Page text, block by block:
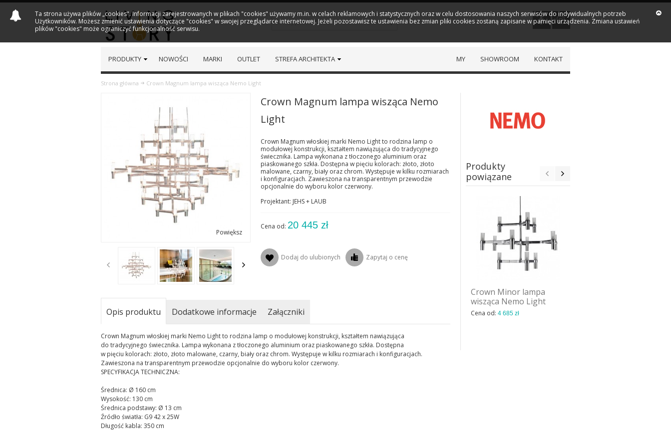
PRODUKTY NOWOŚCI MARKI OUTLET STREFA ARCHITEKTA KONTAKT
SHOWROOM
MY
Strona główna Crown Magnum lampa wisząca Nemo Light
Powiększ
Crown Magnum lampa wisząca Nemo
Light
Crown Magnum włoskiej marki Nemo Light to rodzina lamp o
modułowej konstrukcji, kształtem nawiązująca do tradycyjnego
świecznika. Lampa wykonana z tłoczonego aluminium oraz
piaskowanego szkła. Dostępna w pięciu kolorach: złoto, złoto
malowane, czarny, biały oraz chrom. Występuje w kilku rozmiarach
i konfiguracjach. Zawieszona na transparentnym przewodzie
opcjonalnie do wyboru kolor czerwony.
Projektant: JEHS + LAUB
Cena od: 20 445 zł
Dodaj do ulubionych Zapytaj o cenę
Produkty
powiązane
Crown Minor lampa
wisząca Nemo Light
Cena od: 4 685 zł
Opis produktu Dodatkowe informacje Załączniki
Crown Magnum włoskiej marki Nemo Light to rodzina lamp o modułowej konstrukcji, kształtem nawiązująca
do tradycyjnego świecznika. Lampa wykonana z tłoczonego aluminium oraz piaskowanego szkła. Dostępna
w pięciu kolorach: złoto, złoto malowane, czarny, biały oraz chrom. Występuje w kilku rozmiarach i konfiguracjach.
Zawieszona na transparentnym przewodzie opcjonalnie do wyboru kolor czerwony.
SPECYFIKACJA TECHNICZNA:
Średnica: Ø 160 cm
Wysokość: 130 cm
Średnica podstawy: Ø 13 cm
Źródło światła: G9 42 x 25W
Długość kabla: 350 cm
Ta strona używa plików „cookies". Informacji zarejestrowanych w plikach "cookies" używamy m.in. w celach reklamowych i statystycznych oraz w celu dostosowania naszych serwisów do indywidualnych potrzeb
Użytkowników. Możesz zmienić ustawienia dotyczące "cookies" w swojej przeglądarce internetowej. Jeżeli pozostawisz te ustawienia bez zmian pliki cookies zostaną zapisane w pamięci urządzenia. Zmiana ustawień
plików "cookies" może ograniczyć funkcjonalność serwisu.